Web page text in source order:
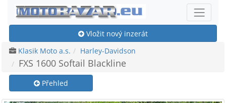
Vložit nový inzerát
Klasik Moto a.s.
Harley-Davidson
FXS 1600 Softail Blackline
Přehled